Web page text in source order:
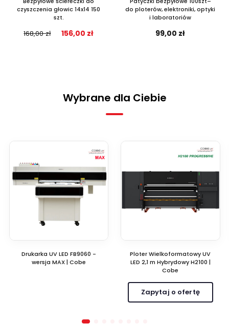
czyszczenia głowic 14x14 150
szt.
168,00 zł 156,00 zł
do ploterów, elektroniki, optyki
i laboratoriów
99,00 zł
Wybrane dla Ciebie
Drukarka UV LED FB9060 -
wersja MAX | Cobe
Ploter Wielkoformatowy UV
LED 2,1 m Hybrydowy H2100 |
Cobe
Zapytaj o ofertę